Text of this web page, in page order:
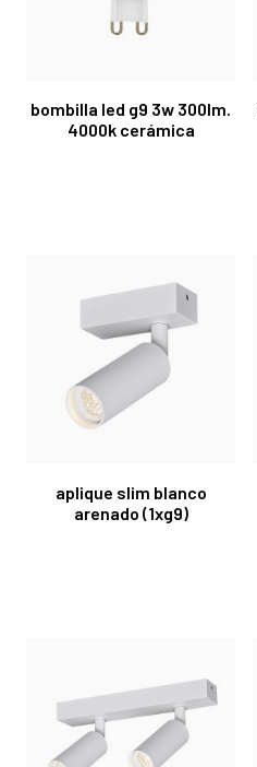
bombilla led g9 3w 300lm.
4000k cerámica
aplique slim blanco
arenado (1xg9)